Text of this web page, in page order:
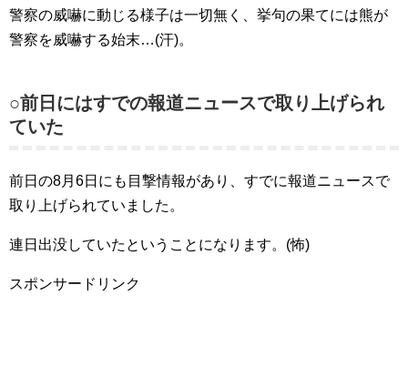
警察の威嚇に動じる様子は一切無く、挙句の果てには熊が
警察を威嚇する始末…(汗)。
○前日にはすでの報道ニュースで取り上げられ
ていた
前日の8月6日にも目撃情報があり、すでに報道ニュースで
取り上げられていました。
連日出没していたということになります。(怖)
スポンサードリンク